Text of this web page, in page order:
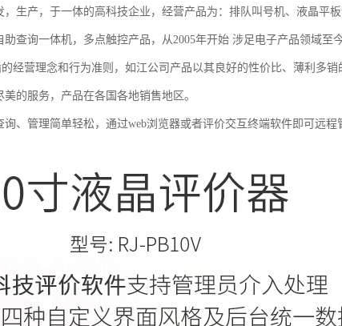
生产，于一体的高科技企业，经营产品为：排队叫号机、液晶平
查询一体机，多点触控产品，从2005年开始 涉足电子产品领域至
经营理念和行为准则，如江公司产品以其良好的性价比、薄利多
的服务，产品在各国各地销售地区。
、管理简单轻松，通过web浏览器或者评价交互终端软件即可远程